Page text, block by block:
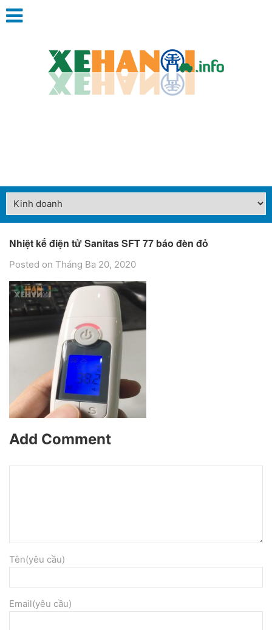
Nhiệt kế điện tử Sanitas SFT 77 báo đèn đỏ
Posted on Tháng Ba 20, 2020
Add Comment
Tên(yêu cầu)
Email(yêu cầu)